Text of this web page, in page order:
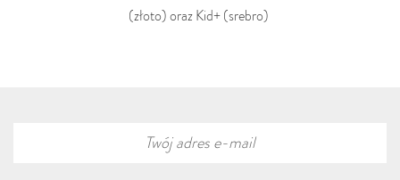
(złoto) oraz Kid+ (srebro)